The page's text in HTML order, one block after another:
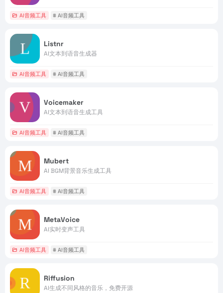
AI音频工具 # AI音频工具
Listnr
AI文本到语音生成器
AI音频工具 # AI音频工具
Voicemaker
AI文本到语音生成工具
AI音频工具 # AI音频工具
Mubert
AI BGM背景音乐生成工具
AI音频工具 # AI音频工具
MetaVoice
AI实时变声工具
AI音频工具 # AI音频工具
Riffusion
AI生成不同风格的音乐，免费开源